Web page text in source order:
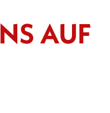
AUF